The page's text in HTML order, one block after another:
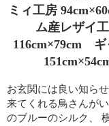
ミィ工房
ム産レザイ
116cm×79cm ギ
お玄関には良い知ら
来てくれる鳥さんが
のブルーのシルク、